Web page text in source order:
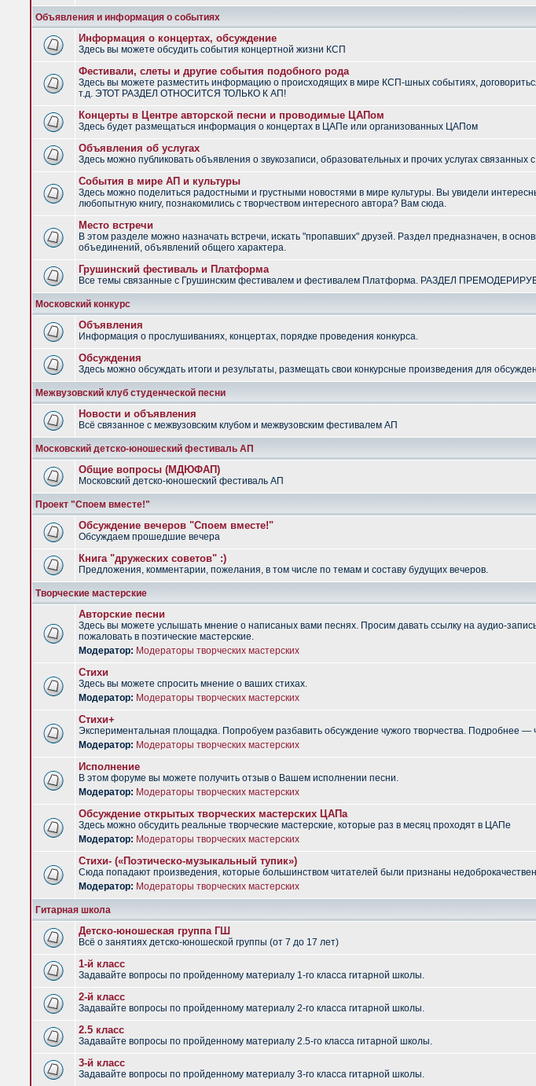
Объявления и информация о событиях
Информация о концертах, обсуждение
Здесь вы можете обсудить события концертной жизни КСП
Фестивали, слеты и другие события подобного рода
Здесь вы можете разместить информацию о происходящих в мире КСП-шных событиях,
т.д. ЭТОТ РАЗДЕЛ ОТНОСИТСЯ ТОЛЬКО К АП!
Концерты в Центре авторской песни и проводимые ЦАПом
Здесь будет размещаться информация о концертах в ЦАПе или организованных ЦАПом
Объявления об услугах
Здесь можно публиковать объявления о звукозаписи, образовательных и прочих услугах связанных
События в мире АП и культуры
Здесь можно поделиться радостными и грустными новостями в мире культуры. Вы увидели
любопытную книгу, познакомились с творчеством интересного автора? Вам сюда.
Место встречи
В этом разделе можно назначать встречи, искать "пропавших" друзей. Раздел предназначен, в
объединений, объявлений общего характера.
Грушинский фестиваль и Платформа
Все темы связанные с Грушинским фестивалем и фестивалем Платформа. РАЗДЕЛ
Московский конкурс
Объявления
Информация о прослушиваниях, концертах, порядке проведения конкурса.
Обсуждения
Здесь можно обсуждать итоги и результаты, размещать свои конкурсные произведения для
Межвузовский клуб студенческой песни
Новости и объявления
Всё связанное с межвузовским клубом и межвузовским фестивалем АП
Московский детско-юношеский фестиваль АП
Общие вопросы (МДЮФАП)
Московский детско-юношеский фестиваль АП
Проект "Споем вместе!"
Обсуждение вечеров "Споем вместе!"
Обсуждаем прошедшие вечера
Книга "дружеских советов" :)
Предложения, комментарии, пожелания, в том числе по темам и составу будущих вечеров.
Творческие мастерские
Авторские песни
Здесь вы можете услышать мнение о написаных вами песнях. Просим давать ссылку на аудио-
пожаловать в поэтические мастерские.
Модератор: Модераторы творческих мастерских
Стихи
Здесь вы можете спросить мнение о ваших стихах.
Модератор: Модераторы творческих мастерских
Стихи+
Экспериментальная площадка. Попробуем разбавить обсуждение чужого творчества. Подробнее —
Модератор: Модераторы творческих мастерских
Исполнение
В этом форуме вы можете получить отзыв о Вашем исполнении песни.
Модератор: Модераторы творческих мастерских
Обсуждение открытых творческих мастерских ЦАПа
Здесь можно обсудить реальные творческие мастерские, которые раз в месяц проходят в ЦАПе
Модератор: Модераторы творческих мастерских
Стихи- («Поэтическо-музыкальный тупик»)
Сюда попадают произведения, которые большинством читателей были признаны
Модератор: Модераторы творческих мастерских
Гитарная школа
Детско-юношеская группа ГШ
Всё о занятиях детско-юношеской группы (от 7 до 17 лет)
1-й класс
Задавайте вопросы по пройденному материалу 1-го класса гитарной школы.
2-й класс
Задавайте вопросы по пройденному материалу 2-го класса гитарной школы.
2.5 класс
Задавайте вопросы по пройденному материалу 2.5-го класса гитарной школы.
3-й класс
Задавайте вопросы по пройденному материалу 3-го класса гитарной школы.